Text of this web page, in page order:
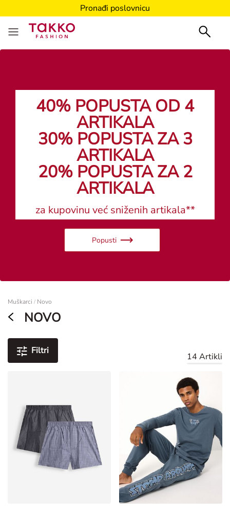
Pronađi poslovnicu
40% POPUSTA OD 4
ARTIKALA
30% POPUSTA ZA 3
ARTIKALA
20% POPUSTA ZA 2
ARTIKALA
za kupovinu već sniženih artikala**
Popusti
Muškarci / Novo
NOVO
Filtri
14 Artikli